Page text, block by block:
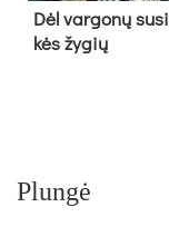
Dėl var­go­nų
kės žy­gių
Plungė